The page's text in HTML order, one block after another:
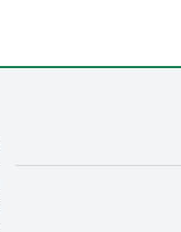
opens in
opens